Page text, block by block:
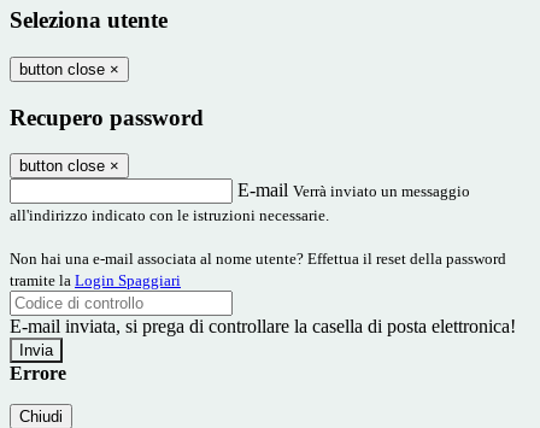
Seleziona utente
button close ×
Recupero password
button close ×
E-mail Verrà inviato un messaggio
all'indirizzo indicato con le istruzioni necessarie.
Non hai una e-mail associata al nome utente? Effettua il reset della password
tramite la Login Spaggiari
E-mail inviata, si prega di controllare la casella di posta elettronica!
Errore
Chiudi